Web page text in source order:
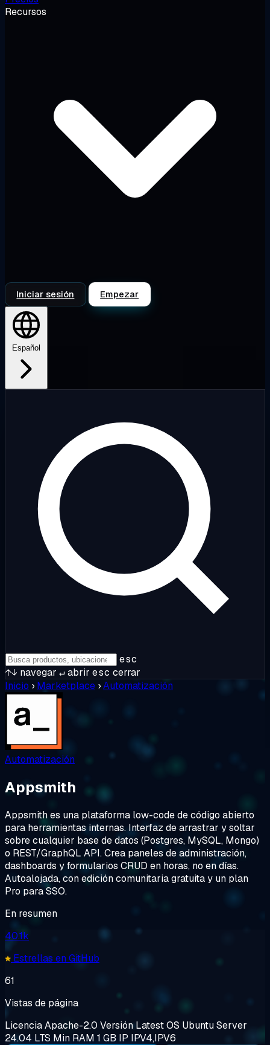
Recursos
Iniciar sesión Empezar
Español
esc
↑↓ navegar ↵abrir esc cerrar
Inicio › Marketplace ›Automatización
Automatización
Appsmith
Appsmith es una plataforma low-code de código abierto
para herramientas internas. Interfaz de arrastrar y soltar
sobre cualquier base de datos (Postgres, MySQL, Mongo)
o REST/GraphQL API. Crea paneles de administración,
dashboards y formularios CRUD en horas, no en días.
Autoalojada, con edición comunitaria gratuita y un plan
Pro para SSO.
En resumen
40.1k
Estrellas en GitHub
61
Vistas de página
LicenciaApache-2.0 Versión LatestOS Ubuntu Server
24.04 LTS Min RAM 1 GB IP IPV4,IPV6